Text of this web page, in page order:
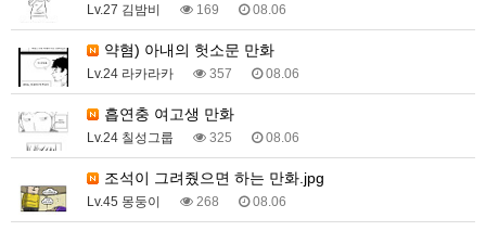
Lv.27 김밤비 169 08.06
약혐) 아내의 헛소문 만화
Lv.24 라카라카 357 08.06
흡연충 여고생 만화
Lv.24 칠성그룹 325 08.06
조석이 그려줬으면 하는 만화.jpg
Lv.45 몽둥이 268 08.06